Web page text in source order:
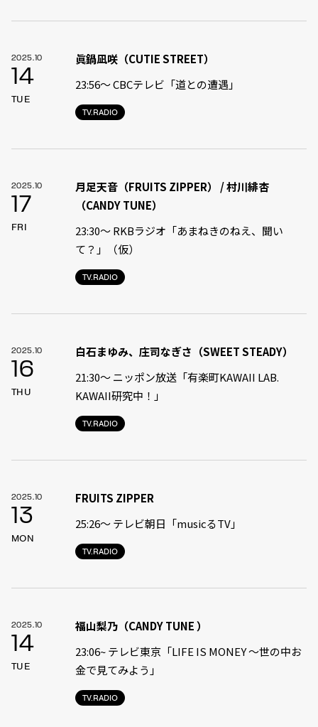
2025.10
14
TUE
TV.RADIO
眞鍋凪咲（CUTIE STREET）
23:56〜 CBCテレビ「道との遭遇」
2025.10
17
FRI
TV.RADIO
月足天音（FRUITS ZIPPER） / 村川緋杏
（CANDY TUNE）
23:30〜 RKBラジオ「あまねきのねえ、聞い
て？」（仮）
2025.10
16
THU
TV.RADIO
白石まゆみ、庄司なぎさ（SWEET STEADY）
21:30〜 ニッポン放送「有楽町KAWAII LAB.
KAWAII研究中！」
2025.10
13
MON
TV.RADIO
FRUITS ZIPPER
25:26〜 テレビ朝日「musicるTV」
2025.10
14
TUE
TV.RADIO
福山梨乃（CANDY TUNE ）
23:06~ テレビ東京「LIFE IS MONEY 〜世の中お
金で見てみよう」